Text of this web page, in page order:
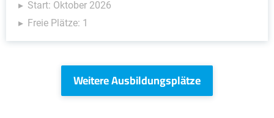
Start: Oktober 2026
Freie Plätze: 1
Weitere Ausbildungsplätze